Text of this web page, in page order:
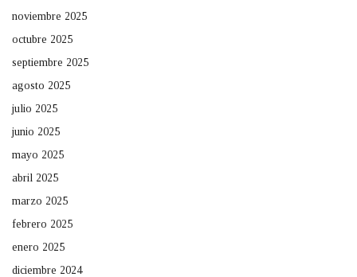
noviembre 2025
octubre 2025
septiembre 2025
agosto 2025
julio 2025
junio 2025
mayo 2025
abril 2025
marzo 2025
febrero 2025
enero 2025
diciembre 2024